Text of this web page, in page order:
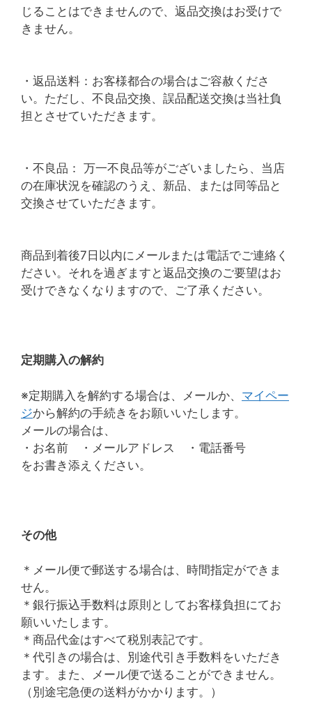
じることはできませんので、返品交換はお受けで
きません。
・返品送料：お客様都合の場合はご容赦くださ
い。ただし、不良品交換、誤品配送交換は当社負
担とさせていただきます。
・不良品： 万一不良品等がございましたら、当店
の在庫状況を確認のうえ、新品、または同等品と
交換させていただきます。
商品到着後7日以内にメールまたは電話でご連絡く
ださい。それを過ぎますと返品交換のご要望はお
受けできなくなりますので、ご了承ください。
定期購入の解約
※定期購入を解約する場合は、メールか、 マイペー
ジから解約の手続きをお願いいたします。
メールの場合は、
・お名前 ・メールアドレス ・電話番号
をお書き添えください。
その他
＊メール便で郵送する場合は、時間指定ができま
せん。
＊銀行振込手数料は原則としてお客様負担にてお
願いいたします。
＊商品代金はすべて税別表記です。
＊代引きの場合は、別途代引き手数料をいただき
ます。また、メール便で送ることができません。
（別途宅急便の送料がかかります。）